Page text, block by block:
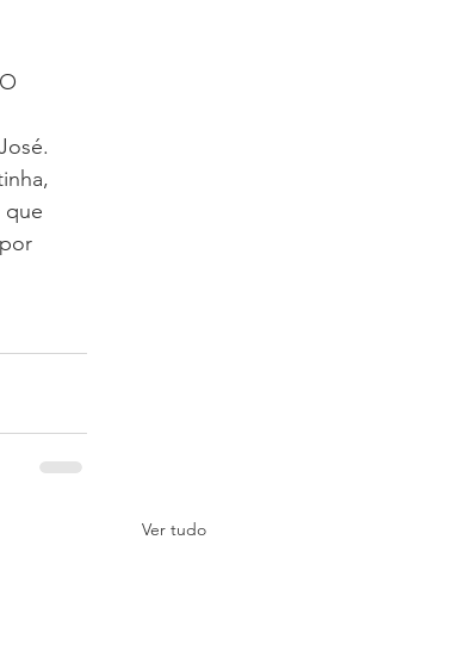
que
Ver tudo